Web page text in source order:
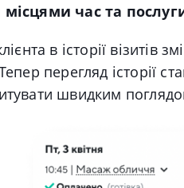
час та послуги
в історії візитів
перегляд історії
швидким